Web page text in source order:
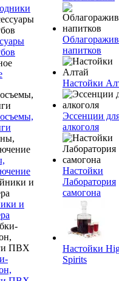
и
напитков
Настойки
Эссенции
алкоголя
Настойки
Лаборатория
самогона
Настойки
Spirits